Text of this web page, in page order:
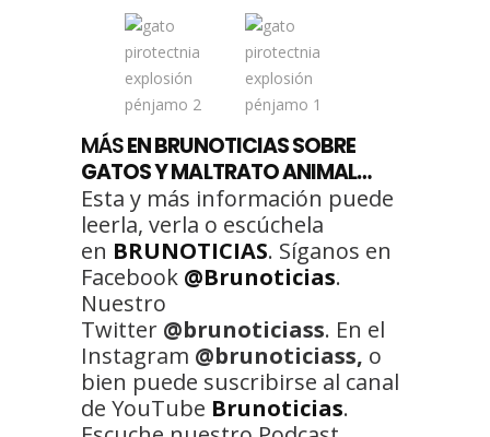
MÁSEN BRUNOTICIAS SOBRE
GATOS Y MALTRATO ANIMAL…
Esta y más información puede
leerla, verla o escúchela
en BRUNOTICIAS. Síganos en
Facebook @Brunoticias.
Nuestro
Twitter @brunoticiass. En el
Instagram @brunoticiass, o
bien puede suscribirse al canal
de YouTube Brunoticias.